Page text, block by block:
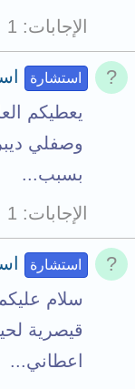
الإجابات
1
استشارة
يعطيكم
بسبب...
الإجابات
1
استشارة
سلام
قيصرية
اعطاني...